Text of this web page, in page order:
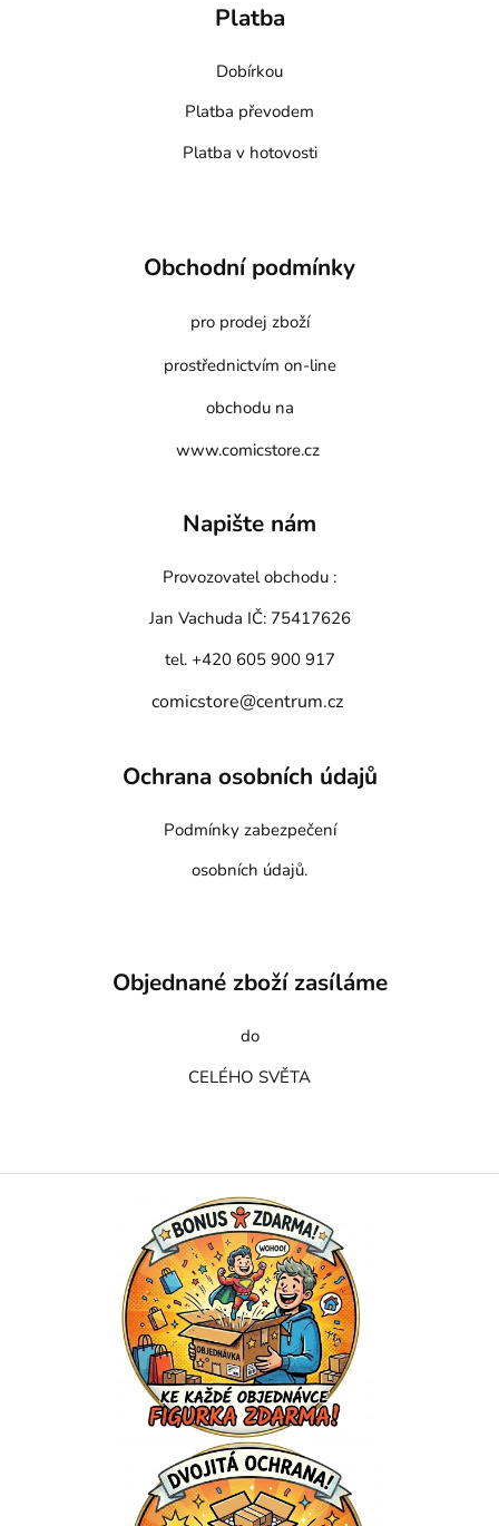
Platba
Dobírkou
Platba převodem
Platba v hotovosti
Obchodní podmínky
pro prodej zboží
prostřednictvím on-line
obchodu na
www.comicstore.cz
Napište nám
Provozovatel obchodu :
Jan Vachuda IČ: 75417626
tel. +420 605 900 917
comicstore@centrum.cz
Ochrana osobních údajů
Podmínky zabezpečení
osobních údajů.
Objednané zboží zasíláme
do
CELÉHO SVĚTA